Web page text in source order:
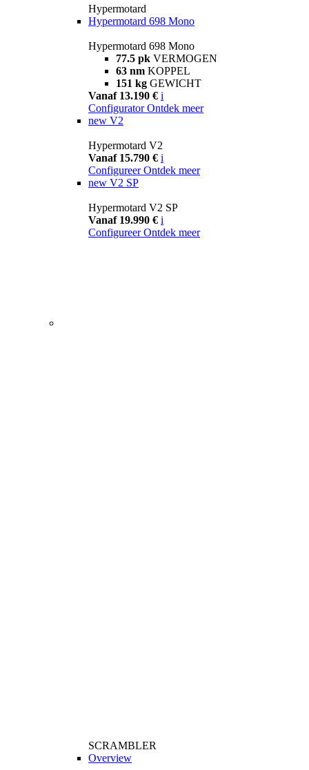
Hypermotard
Hypermotard 698 Mono
Hypermotard 698 Mono
77.5 pk VERMOGEN
63 nm KOPPEL
151 kg GEWICHT
Vanaf 13.190 € i
Configurator Ontdek meer
new V2
Hypermotard V2
Vanaf 15.790 € i
Configureer Ontdek meer
new V2 SP
Hypermotard V2 SP
Vanaf 19.990 € i
Configureer Ontdek meer
SCRAMBLER
Overview